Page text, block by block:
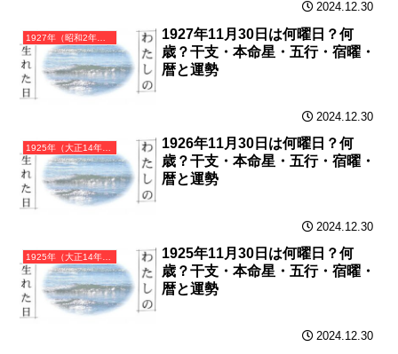
2024.12.30
1927年（昭和2年）丁卯（ひのとう）・卯年（うさぎ年）カレンダー（月曜はじまり）
1927年11月30日は何曜日？何
歳？干支・本命星・五行・宿曜・
暦と運勢
2024.12.30
1925年（大正14年）乙丑（きのとうし）・丑年（うし年）カレンダー（月曜はじまり）
1926年11月30日は何曜日？何
歳？干支・本命星・五行・宿曜・
暦と運勢
2024.12.30
1925年（大正14年）乙丑（きのとうし）・丑年（うし年）カレンダー（月曜はじまり）
1925年11月30日は何曜日？何
歳？干支・本命星・五行・宿曜・
暦と運勢
2024.12.30